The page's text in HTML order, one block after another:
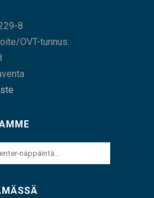
8
OVT-tunnus: